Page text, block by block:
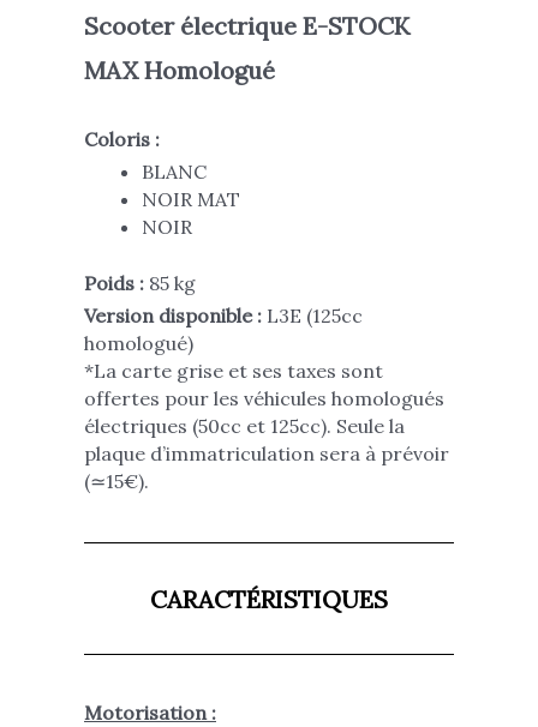
Scooter électrique E-STOCK
MAX Homologué
Coloris :
BLANC
NOIR MAT
NOIR
Poids : 85 kg
Version disponible : L3E (125cc
homologué)
*La carte grise et ses taxes sont
offertes pour les véhicules homologués
électriques (50cc et 125cc). Seule la
plaque d’immatriculation sera à prévoir
(≃15€).
CARACTÉRISTIQUES
Motorisation :